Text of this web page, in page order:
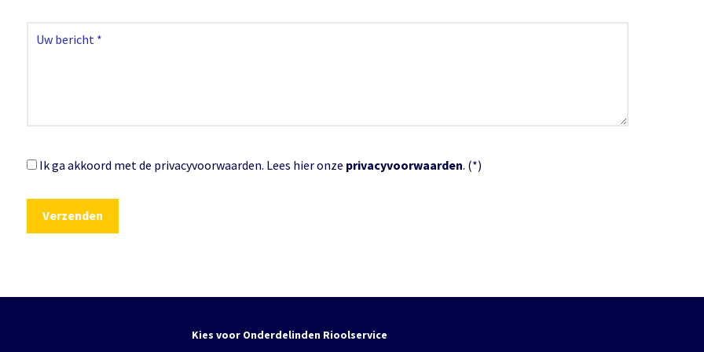
Ik ga akkoord met de privacyvoorwaarden. Lees hier onze privacyvoorwaarden. (*)
Kies voor Onderdelinden Rioolservice